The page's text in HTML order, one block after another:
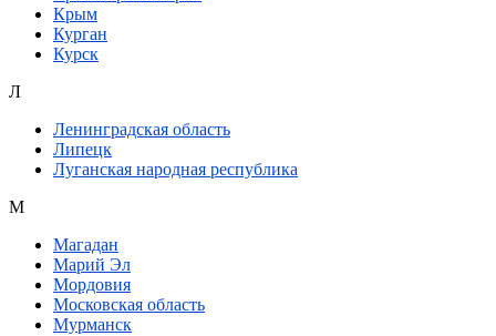
Крым
Курган
Курск
Л
Ленинградская область
Липецк
Луганская народная республика
М
Магадан
Марий Эл
Мордовия
Московская область
Мурманск